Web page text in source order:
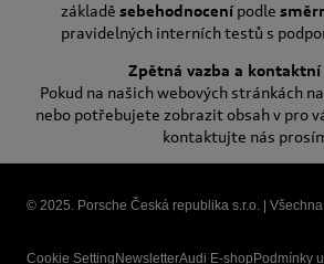
základě sebehodnocenípodle
pravidelných interních testů s
Zpětná vazba a kontaktní
Pokud na našich webových stránkách
nebo potřebujete zobrazit obsah v pro
kontaktujte nás
© 2025. Porsche Česká republika s.r.o. |
Cookie Setting NewsletterAudi E-shop Podmínky